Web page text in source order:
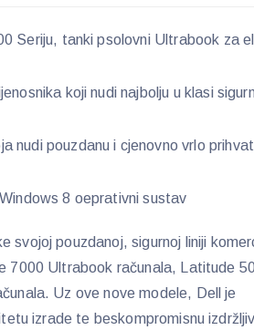
Seriju, tanki psolovni Ultrabook za
koji nudi najbolju u klasi
nudi pouzdanu i cjenovno vrlo
8 oeprativni sustav
svojoj pouzdanoj, sigurnoj liniji
7000 Ultrabook računala, Latitude
Uz ove nove modele, Dell je
izrade te beskompromisnu